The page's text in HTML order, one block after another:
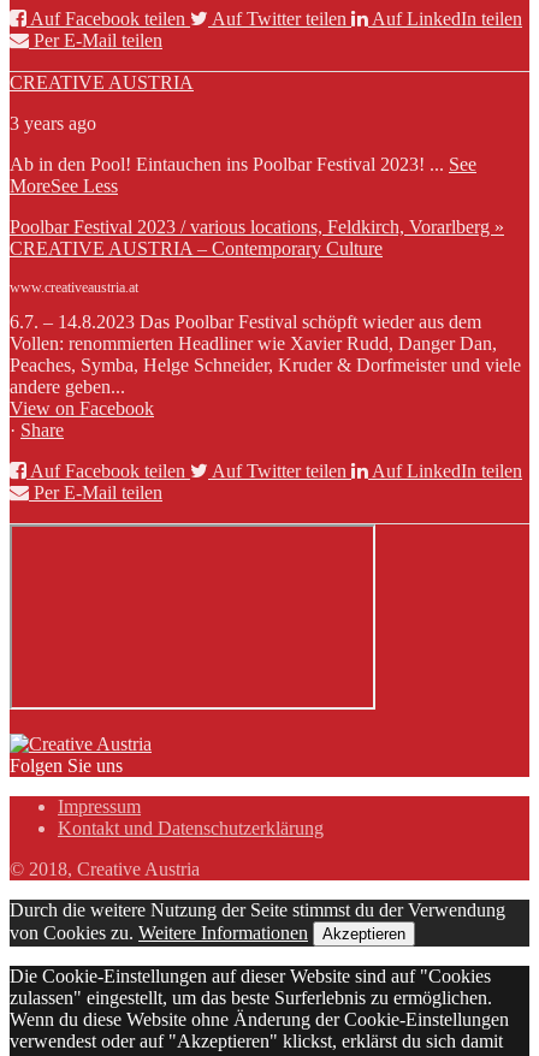
Auf Facebook teilen
Auf Twitter teilen
Auf LinkedIn teilen
Per E-Mail teilen
CREATIVE AUSTRIA
3 years ago
Ab in den Pool! Eintauchen ins Poolbar Festival 2023! ... See
MoreSee Less
Poolbar Festival 2023 / various locations, Feldkirch, Vorarlberg »
CREATIVE AUSTRIA – Contemporary Culture
www.creativeaustria.at
6.7. – 14.8.2023 Das Poolbar Festival schöpft wieder aus dem
Vollen: renommierten Headliner wie Xavier Rudd, Danger Dan,
Peaches, Symba, Helge Schneider, Kruder & Dorfmeister und viele
andere geben...
View on Facebook
· Share
Auf Facebook teilen
Auf Twitter teilen
Auf LinkedIn teilen
Per E-Mail teilen
Folgen Sie uns
Impressum
Kontakt und Datenschutzerklärung
© 2018, Creative Austria
Durch die weitere Nutzung der Seite stimmst du der Verwendung
von Cookies zu. Weitere Informationen Akzeptieren
Die Cookie-Einstellungen auf dieser Website sind auf "Cookies
zulassen" eingestellt, um das beste Surferlebnis zu ermöglichen.
Wenn du diese Website ohne Änderung der Cookie-Einstellungen
verwendest oder auf "Akzeptieren" klickst, erklärst du sich damit